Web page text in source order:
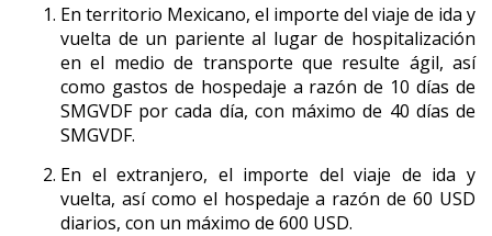
En territorio Mexicano, el importe del viaje de ida y
vuelta de un pariente al lugar de hospitalización
en el medio de transporte que resulte ágil, así
como gastos de hospedaje a razón de 10 días de
SMGVDF por cada día, con máximo de 40 días de
SMGVDF.
En el extranjero, el importe del viaje de ida y
vuelta, así como el hospedaje a razón de 60 USD
diarios, con un máximo de 600 USD.